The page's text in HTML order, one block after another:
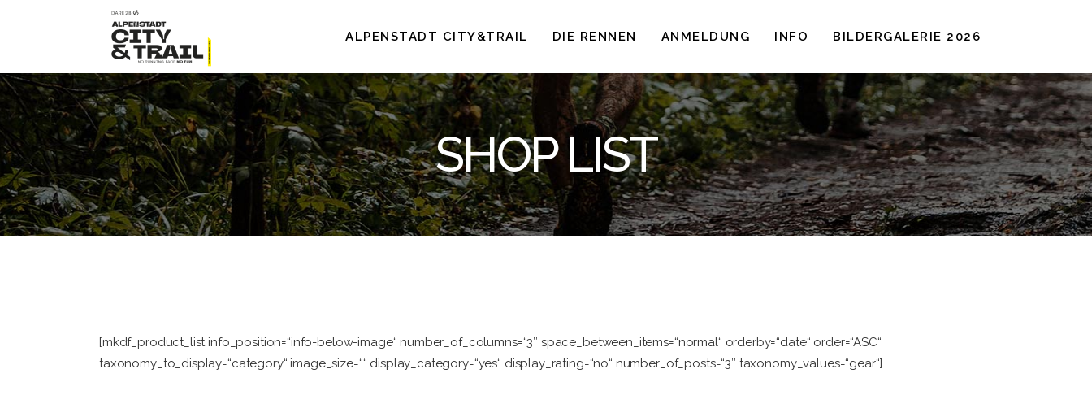
ALPENSTADT CITY&TRAIL DIE RENNEN ANMELDUNG INFO BILDERGALERIE 2026
SHOP LIST
[mkdf_product_list info_position=“info-below-image“ number_of_columns=“3″ space_between_items=“normal“ orderby=“date“ order=“ASC“
taxonomy_to_display=“category“ image_size=““ display_category=“yes“ display_rating=“no“ number_of_posts=“3″ taxonomy_values=“gear“]